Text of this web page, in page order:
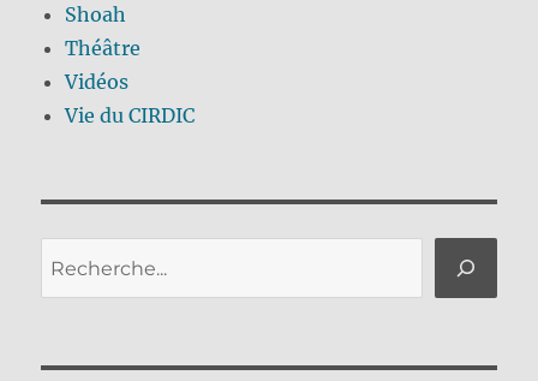
Shoah
Théâtre
Vidéos
Vie du CIRDIC